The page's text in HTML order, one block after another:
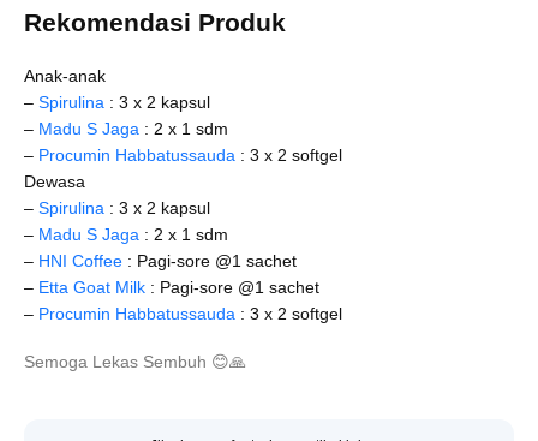
Rekomendasi Produk
Anak-anak
– Spirulina : 3 x 2 kapsul
– Madu S Jaga : 2 x 1 sdm
– Procumin Habbatussauda : 3 x 2 softgel
Dewasa
– Spirulina : 3 x 2 kapsul
– Madu S Jaga : 2 x 1 sdm
– HNI Coffee : Pagi-sore @1 sachet
– Etta Goat Milk : Pagi-sore @1 sachet
– Procumin Habbatussauda : 3 x 2 softgel
Semoga Lekas Sembuh 😊🙏